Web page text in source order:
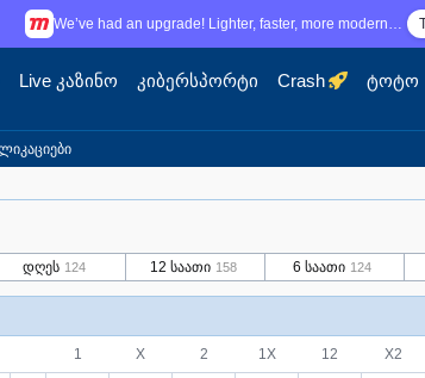
We’ve had an upgrade! Lighter, faster, more modern…
Live კაზინო კიბერსპორტი Crash ტოტო
დღეს 124 12 საათი 158 6 საათი 124
1 X 2 1X 12 X2